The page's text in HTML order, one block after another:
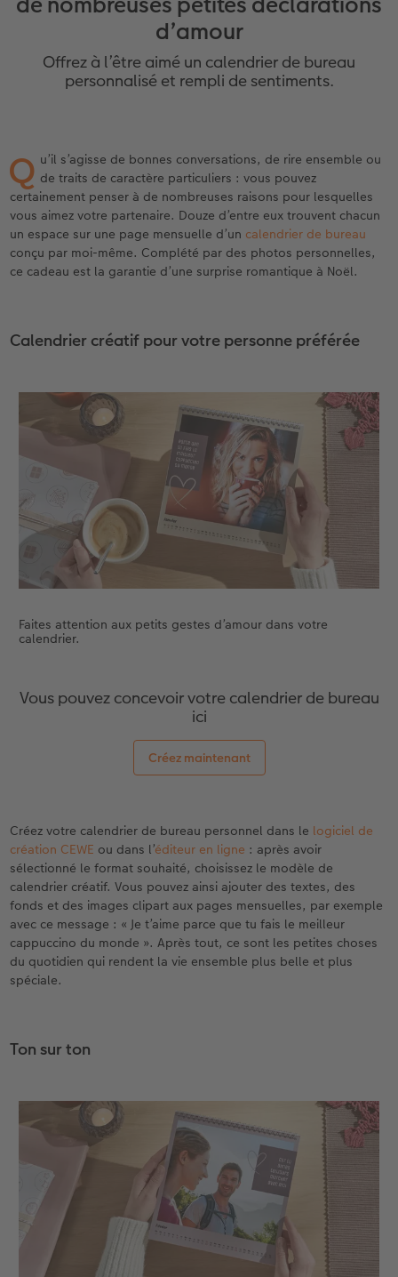
Étui personnalisé
Pochette souvenirs
LIVRE PHOTO CEWE Bébé
Premières étapes
Possibilités de commande
Exemples
Coffeetable Book «Art Collection»
Accessoires
Tirages photo sur papier recyclé
Poster premium
Lot de photos
Tirages immédiats
Photo d’identité
Accessoires
Affiche carte personnalisée
Pêle-mêle
hexxas
Photo sur alu-dibond
Photo sur bois
Tableau photo Prestige
Multi-déco
Conseils décoration murale
Accessoires
Autres occasions
Cartes à rabat
Cartes photo
Carte à l’unité
Décoration
Jeux
École et bureau
Faber-Castell
Tirages créatifs
Boîte cadeau photo
Carte cadeau CEWE
Boîte à friandises personnalisée
Nouveautés
Calendriers muraux avec design
Calendrier mural A4
Calendrier mural A4 Panorama
Calendrier de bureau carré
Accessoires
Carte de vœux personnalisée
Planche de photos
Pêle-mêle
Photos d’identité biométriques
Trouvez un magasin
pour l’anniversaire
Cadeaux de fête des mères
Cadeaux pour le départ
pour les jeunes mariés
pour l’EVJF
Mariage
Livre de l’année
Concours photos
d’amour
Offrez à l’être aimé un calendrier de bureau
personnalisé et rempli de sentiments.
Q u’il s’agisse de bonnes conversations, de rire ensemble ou
de traits de caractère particuliers : vous pouvez
certainement penser à de nombreuses raisons pour lesquelles
vous aimez votre partenaire. Douze d’entre eux trouvent chacun
un espace sur une page mensuelle d’un calendrier de bureau
conçu par moi-même. Complété par des photos personnelles,
ce cadeau est la garantie d’une surprise romantique à Noël.
Calendrier créatif pour votre personne préférée
Faites attention aux petits gestes d’amour dans votre
calendrier.
Vous pouvez concevoir votre calendrier de bureau
ici
Créez maintenant
Créez votre calendrier de bureau personnel dans le logiciel de
création CEWE ou dans l’éditeur en ligne : après avoir
sélectionné le format souhaité, choisissez le modèle de
calendrier créatif. Vous pouvez ainsi ajouter des textes, des
fonds et des images clipart aux pages mensuelles, par exemple
avec ce message : « Je t’aime parce que tu fais le meilleur
cappuccino du monde ». Après tout, ce sont les petites choses
du quotidien qui rendent la vie ensemble plus belle et plus
spéciale.
Ton sur ton